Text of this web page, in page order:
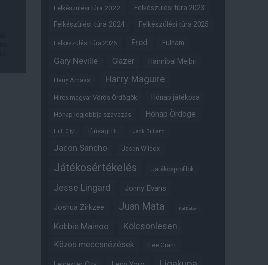
Felkészülési túra 2022 Felkészülési túra 2023
Felkészülési túra 2024 Felkészülési túra 2025
Felkészülési túra 2026 Fred Fulham
Gary Neville Glazer Hannibal Mejbri
Harry Amass Harry Maguire
Híres magyar Vörös Ördögök Hónap játékosa
Hónap legjobbja szavazás Hónap Ördöge
Hull City Ifjúsági BL Jack Butland
Jadon Sancho Jason Wilcox
Játékosértékelés Játékosprofilok
Jesse Lingard Jonny Evans
Joshua Zirkzee Juan Mata Karl Darlow
Kobbie Mainoo Kölcsönlesen
Közös meccsnézések Lee Grant